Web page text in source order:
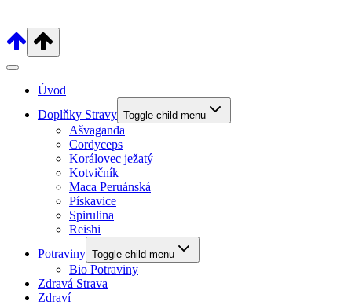
Úvod
Doplňky Stravy Toggle child menu
Ašvaganda
Cordyceps
Korálovec ježatý
Kotvičník
Maca Peruánská
Pískavice
Spirulina
Reishi
Potraviny Toggle child menu
Bio Potraviny
Zdravá Strava
Zdraví